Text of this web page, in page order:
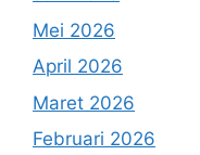
Mei 2026
April 2026
Maret 2026
Februari 2026